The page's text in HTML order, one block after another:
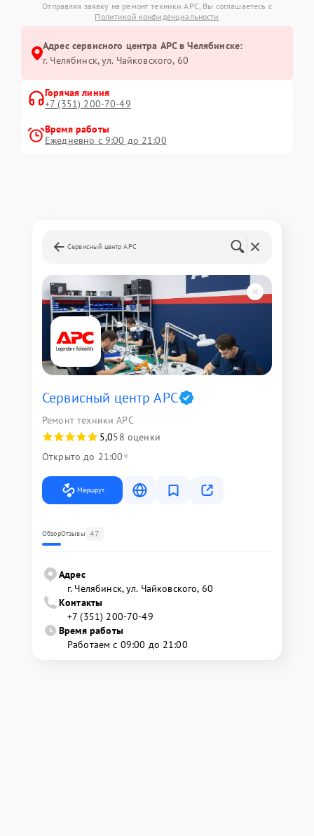
Отправляя заявку на ремонт техники APC, Вы соглашаетесь с
Политикой конфиденциальности
Адрес сервисного центра APC в Челябинске:
г. Челябинск, ул. Чайковского, 60
Горячая линия
+7 (351) 200-70-49
Время работы
Ежедневно с 9:00 до 21:00
Сервисный центр APC
Сервисный центр APC
Ремонт техники APC
5,058 оценки
Открыто до 21:00
Маршрут
ОбзорОтзывы 47
Адрес
г. Челябинск, ул. Чайковского, 60
Контакты
+7 (351) 200-70-49
Время работы
Работаем с 09:00 до 21:00